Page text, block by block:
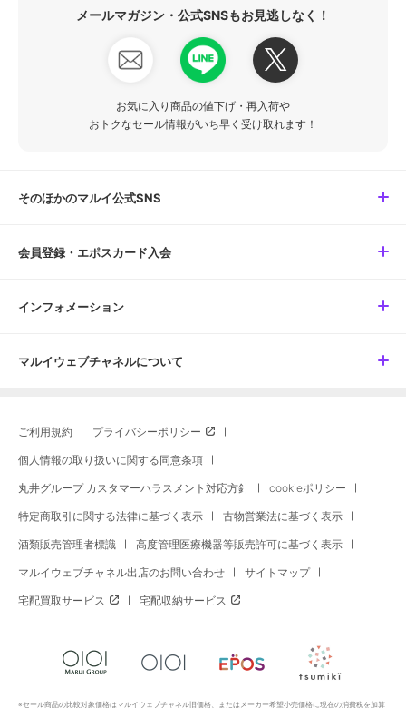
メールマガジン・公式SNSもお見逃しなく！
お気に入り商品の値下げ・再入荷や
おトクなセール情報がいち早く受け取れます！
そのほかのマルイ公式SNS
会員登録・エポスカード入会
インフォメーション
マルイウェブチャネルについて
ご利用規約 プライバシーポリシー
個人情報の取り扱いに関する同意条項
丸井グループ カスタマーハラスメント対応方針 cookieポリシー
特定商取引に関する法律に基づく表示 古物営業法に基づく表示
酒類販売管理者標識 高度管理医療機器等販売許可に基づく表示
マルイウェブチャネル出店のお問い合わせ サイトマップ
宅配買取サービス 宅配収納サービス
※セール商品の比較対象価格はマルイウェブチャネル旧価格、またはメーカー希望小売価格に現在の消費税を加算